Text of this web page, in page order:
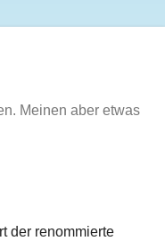
Meinen aber etwas
der renommierte